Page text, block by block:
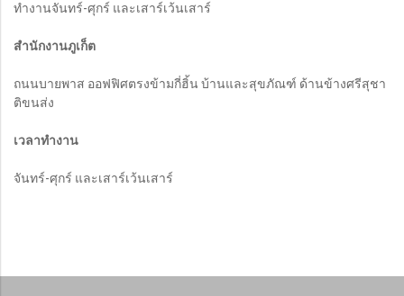
ทำงานจันทร์-ศุกร์ และเสาร์เว้นเสาร์
สำนักงานภูเก็ต
ถนนบายพาส ออฟฟิศตรงข้ามกี่ฮิ้น บ้านและสุขภัณฑ์ ด้านข้างศรีสุชา
ติขนส่ง
เวลาทำงาน
จันทร์-ศุกร์ และเสาร์เว้นเสาร์